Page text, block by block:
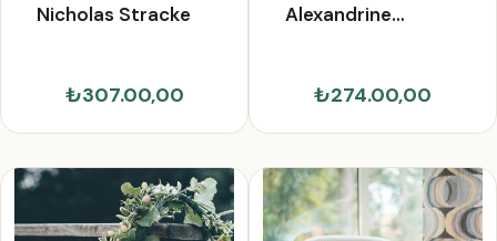
Nicholas Stracke
₺307.00,00
Alexandrine
₺274.00,00